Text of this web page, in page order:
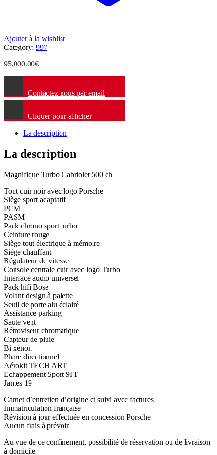
Ajouter à la wishlist
Category: 997
95,000.00€
Contactez nous par email
Cliquer pour afficher
La description
La description
Magnifique Turbo Cabriolet 500 ch
Tout cuir noir avec logo Porsche
Siège sport adaptatif
PCM
PASM
Pack chrono sport turbo
Ceinture rouge
Siège tout électrique à mémoire
Siège chauffant
Régulateur de vitesse
Console centrale cuir avec logo Turbo
Interface audio universel
Pack hifi Bose
Volant design à palette
Seuil de porte alu éclairé
Assistance parking
Saute vent
Rétroviseur chromatique
Capteur de pluie
Bi xénon
Phare directionnel
Aérokit TECH ART
Echappement Sport 9FF
Jantes 19
Carnet d’entretien d’origine et suivi avec factures
Immatriculation française
Révision à jour effectuée en concession Porsche
Aucun frais à prévoir
Au vue de ce confinement, possibilité de réservation ou de livraison
à domicile